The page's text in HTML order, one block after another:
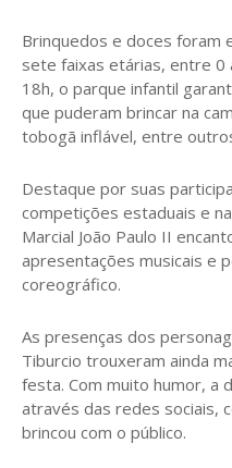
Brinquedos e doces foram
sete faixas etárias, entre 0
18h, o parque infantil
que puderam brincar na
tobogã inflável, entre
Destaque por suas
competições estaduais e
Marcial João Paulo II
apresentações musicais e
coreográfico.
As presenças dos
Tiburcio trouxeram ainda
festa. Com muito humor, a
através das redes sociais,
brincou com o público.